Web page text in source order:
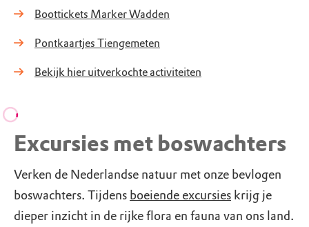
Boottickets Marker Wadden
Pontkaartjes Tiengemeten
Bekijk hier uitverkochte activiteiten
Excursies met boswachters
Verken de Nederlandse natuur met onze bevlogen
boswachters. Tijdens boeiende excursies krijg je
dieper inzicht in de rijke flora en fauna van ons land.